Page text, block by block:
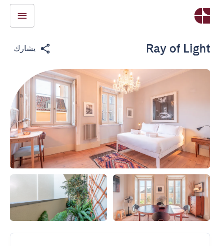
Ray of Light يشارك